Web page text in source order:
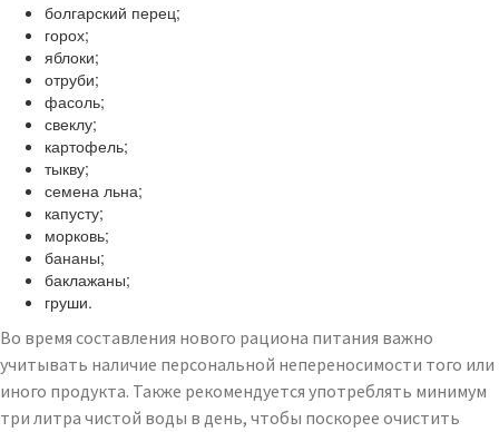
болгарский перец;
горох;
яблоки;
отруби;
фасоль;
свеклу;
картофель;
тыкву;
семена льна;
капусту;
морковь;
бананы;
баклажаны;
груши.
Во время составления нового рациона питания важно
учитывать наличие персональной непереносимости того или
иного продукта. Также рекомендуется употреблять минимум
три литра чистой воды в день, чтобы поскорее очистить